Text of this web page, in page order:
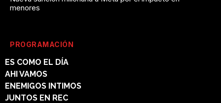
menores
PROGRAMACIÓN
ES COMO EL DÍA
AHI VAMOS
ENEMIGOS INTIMOS
JUNTOS EN REC